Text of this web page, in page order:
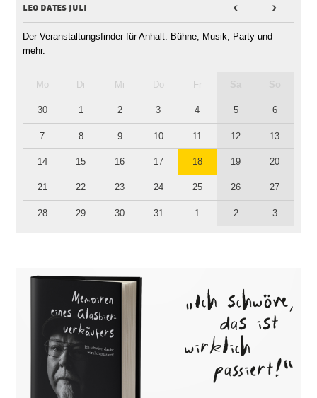
leo dates juli < >
Der Veranstaltungsfinder für Anhalt: Bühne, Musik, Party und
mehr.
Mo Di Mi Do Fr
30 1 2 3 4 5 6
7 8 9 10 11 12 13
14 15 16 17 18 19 20
21 22 23 24 25 26 27
28 29 30 31 1 2 3